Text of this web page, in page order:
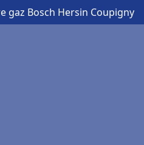
gaz Bosch Hersin Coupigny